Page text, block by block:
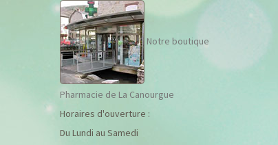
Notre boutique
Pharmacie de La Canourgue
Horaires d'ouverture :
Du Lundi au Samedi